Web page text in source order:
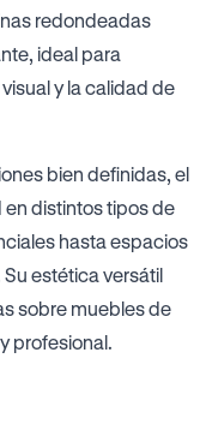
redondeadas
ideal para
y la calidad de
bien definidas, el
en distintos tipos de
hasta espacios
estética versátil
sobre muebles de
profesional.